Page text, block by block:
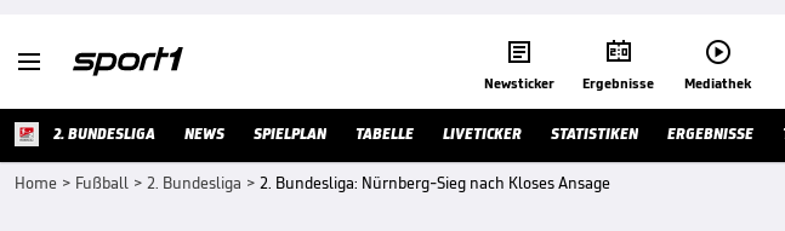
 
Newsticker

Ergebnisse

Mediathek
2. BUNDESLIGA NEWS SPIELPLAN TABELLE LIVETICKER STATISTIKEN ERGEBNISSE
Home > Fußball > 2. Bundesliga > 2. Bundesliga: Nürnberg-Sieg nach Kloses Ansage